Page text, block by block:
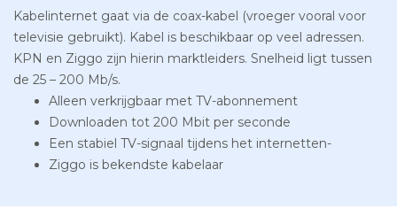
Kabelinternet gaat via de coax-kabel (vroeger vooral voor
televisie gebruikt). Kabel is beschikbaar op veel adressen.
KPN en Ziggo zijn hierin marktleiders. Snelheid ligt tussen
de 25 – 200 Mb/s.
Alleen verkrijgbaar met TV-abonnement
Downloaden tot 200 Mbit per seconde
Een stabiel TV-signaal tijdens het internetten-
Ziggo is bekendste kabelaar